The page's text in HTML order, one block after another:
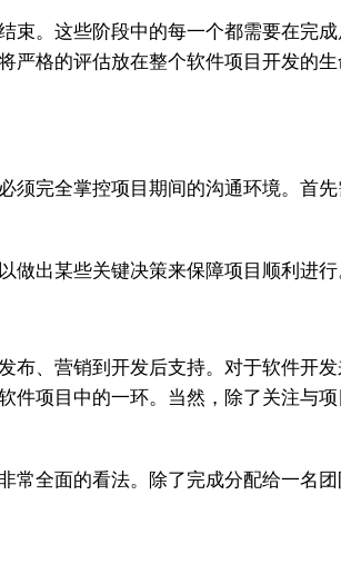
束。这些阶段中的每一个都需要在完
格的评估放在整个软件项目开发的
完全掌控项目期间的沟通环境。首
出某些关键决策来保障项目顺利进行
、营销到开发后支持。对于软件开
项目中的一环。当然，除了关注与
全面的看法。除了完成分配给一名